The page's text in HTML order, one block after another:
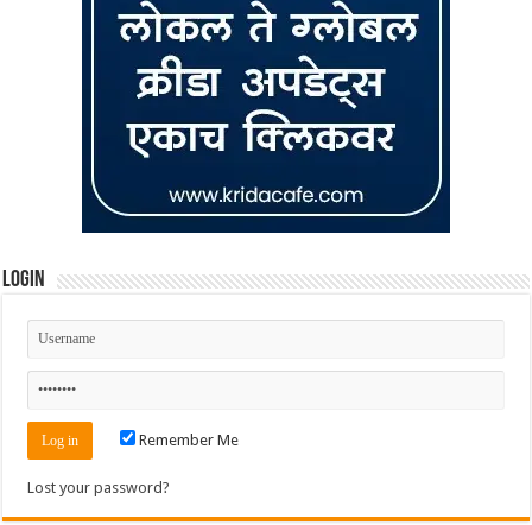
Login
Remember Me
Lost your password?